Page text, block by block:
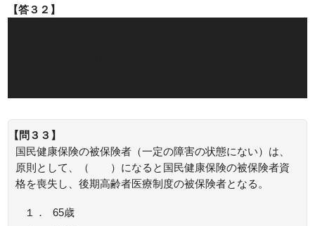
【答３２】
【問３３】
国民健康保険の被保険者（一定の障害の状態にない）は、
原則として、（ ）になると国民健康保険の被保険者資
格を喪失し、後期高齢者医療制度の被保険者となる。
１．
65歳